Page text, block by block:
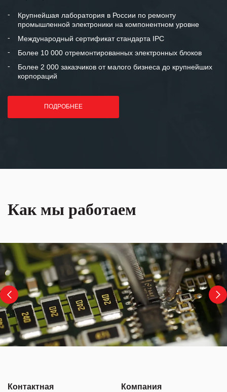
и доверительные партнерские
отношения и искренне желаем
«Инженерной компании «555» долгих
лет успеха и процветания.
Крупнейшая лаборатория в России по ремонту
промышленной электроники на компонентном уровне
Международный сертификат стандарта IPC
Более 10 000 отремонтированных электронных блоков
Более 2 000 заказчиков от малого бизнеса до крупнейших
корпораций
ПОДРОБНЕЕ
Как мы работаем
Контактная
Компания